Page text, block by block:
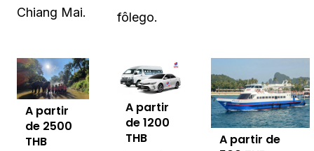
Chiang Mai.
fôlego.
A partir
de 2500
THB
A partir
de1200
THB
A partir de